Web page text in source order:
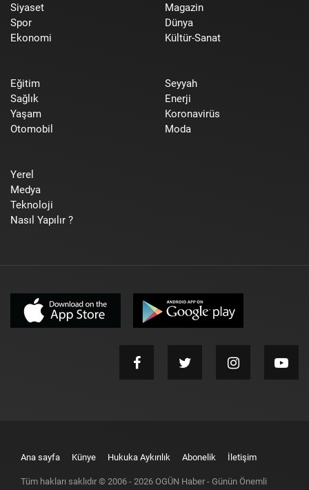
Siyaset
Spor
Ekonomi
Magazin
Dünya
Kültür-Sanat
Eğitim
Sağlık
Yaşam
Otomobil
Seyyah
Enerji
Koronavirüs
Moda
Yerel
Medya
Teknoloji
Nasıl Yapılır ?
Ana sayfa Künye Hukuka Aykırılık Abonelik İletişim
Tüm hakları saklıdır © 2006 - 2026 OGÜN Haber - Günün Önemli